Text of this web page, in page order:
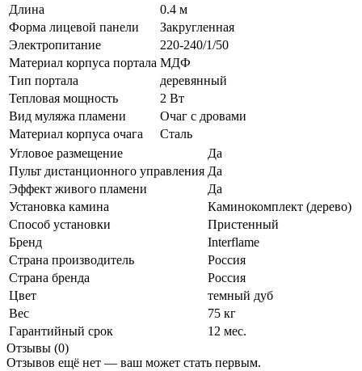
Длина
0.4 м
Форма лицевой панели
Закругленная
Электропитание
220-240/1/50
Материал корпуса портала МДФ
Тип портала
деревянный
Тепловая мощность
2 Вт
Вид муляжа пламени
Очаг с дровами
Материал корпуса очага
Сталь
Угловое размещение
Да
Пульт дистанционного управления Да
Эффект живого пламени
Да
Установка камина
Каминокомплект (дерево)
Способ установки
Пристенный
Бренд
Interflame
Страна производитель
Россия
Страна бренда
Россия
Цвет
темный дуб
Вес
75 кг
Гарантийный срок
12 мес.
Отзывы (0)
Отзывов ещё нет — ваш может стать первым.